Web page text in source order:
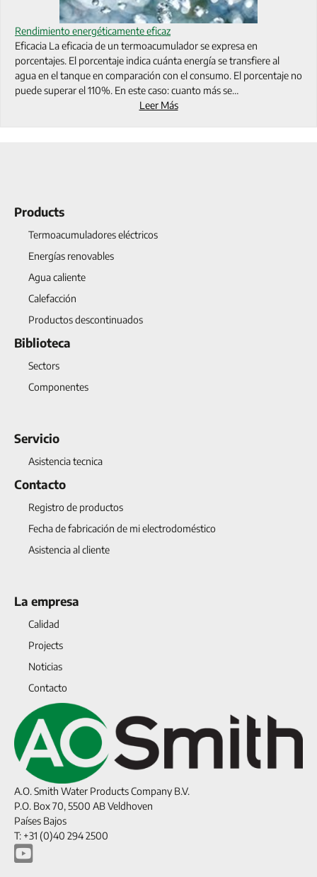
Rendimiento energéticamente eficaz
Eficacia La eficacia de un termoacumulador se expresa en
porcentajes. El porcentaje indica cuánta energía se transfiere al
agua en el tanque en comparación con el consumo. El porcentaje no
puede superar el 110%. En este caso: cuanto más se…
Leer Más
Products
Termoacumuladores eléctricos
Energías renovables
Agua caliente
Calefacción
Productos descontinuados
Biblioteca
Sectors
Componentes
Servicio
Asistencia tecnica
Contacto
Registro de productos
Fecha de fabricación de mi electrodoméstico
Asistencia al cliente
La empresa
Calidad
Projects
Noticias
Contacto
A.O. Smith Water Products Company B.V.
P.O. Box 70, 5500 AB Veldhoven
Países Bajos
T: +31 (0)40 294 2500